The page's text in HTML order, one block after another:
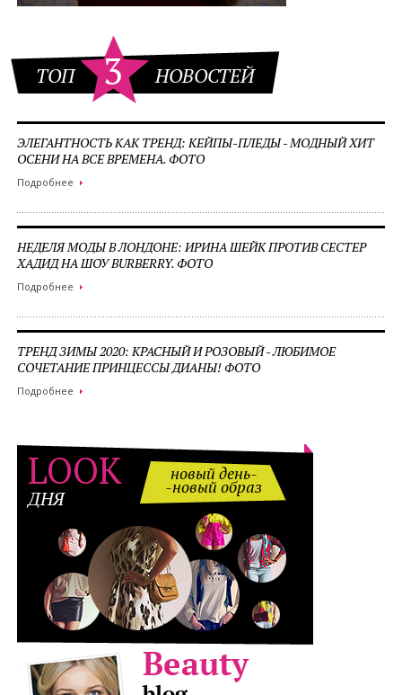
ТОП 3 НОВОСТЕЙ
ЭЛЕГАНТНОСТЬ КАК ТРЕНД: КЕЙПЫ-ПЛЕДЫ - МОДНЫЙ ХИТ
ОСЕНИ НА ВСЕ ВРЕМЕНА. ФОТО
Подробнее
НЕДЕЛЯ МОДЫ В ЛОНДОНЕ: ИРИНА ШЕЙК ПРОТИВ СЕСТЕР
ХАДИД НА ШОУ BURBERRY. ФОТО
Подробнее
ТРЕНД ЗИМЫ 2020: КРАСНЫЙ И РОЗОВЫЙ - ЛЮБИМОЕ
СОЧЕТАНИЕ ПРИНЦЕССЫ ДИАНЫ! ФОТО
Подробнее
LOOK
ДНЯ
новый день-
-новый образ